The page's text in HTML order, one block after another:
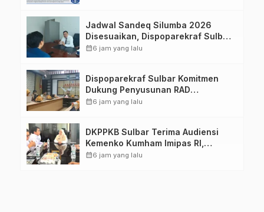
Jadwal Sandeq Silumba 2026
Disesuaikan, Dispoparekraf Sulbar
Pastikan Persiapan Tetap
calendar_month6 jam yang lalu
Dispoparekraf Sulbar Komitmen
Dukung Penyusunan RAD
TPB/SDGs Sulawesi Barat
calendar_month6 jam yang lalu
DKPPKB Sulbar Terima Audiensi
Kemenko Kumham Imipas RI,
Perkuat Pelayanan Kesehatan bagi
calendar_month6 jam yang lalu